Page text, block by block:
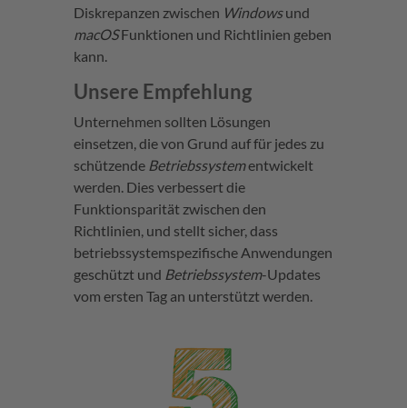
Diskrepanzen zwischen Windowsund
macOSFunktionen und Richtlinien geben
kann.
Unsere Empfehlung
Unternehmen sollten Lösungen
einsetzen, die von Grund auf für jedes zu
schützende Betriebssystementwickelt
werden. Dies verbessert die
Funktionsparität zwischen den
Richtlinien, und stellt sicher, dass
betriebssystemspezifische Anwendungen
geschützt und Betriebssystem-Updates
vom ersten Tag an unterstützt werden.